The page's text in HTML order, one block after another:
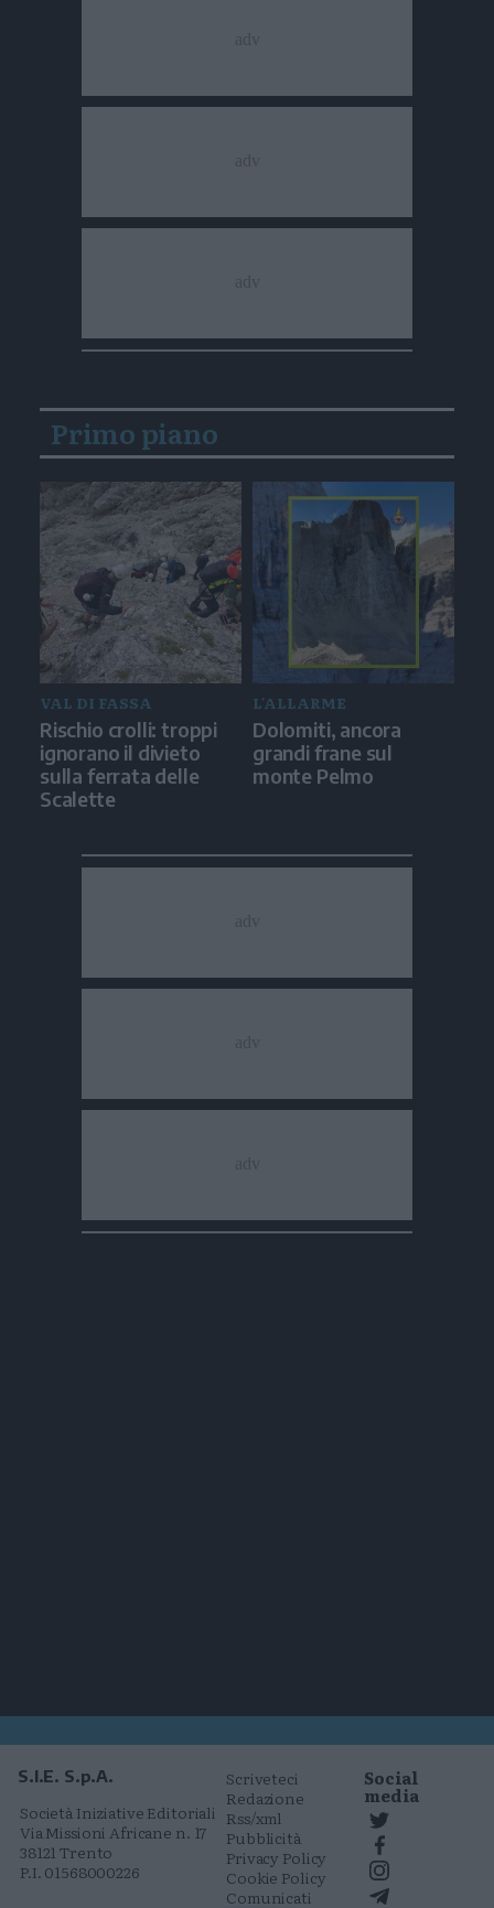
Primo piano
VAL DI FASSA
Rischio crolli: troppi
ignorano il divieto
sulla ferrata delle
Scalette
L'ALLARME
Dolomiti, ancora
grandi frane sul
monte Pelmo
S.I.E. S.p.A.
Società Iniziative Editoriali
Via Missioni Africane n. 17
38121 Trento
P.I. 01568000226
Scriveteci
Redazione
Rss/xml
Pubblicità
Privacy Policy
Cookie Policy
Comunicati
Social
media